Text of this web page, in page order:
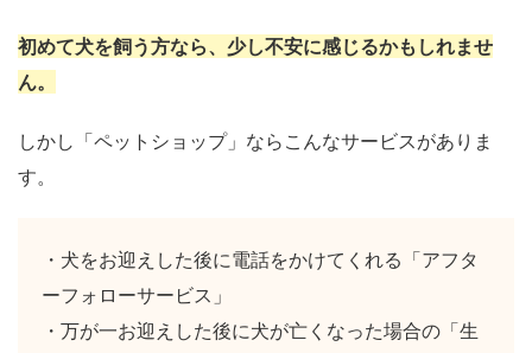
初めて犬を飼う方なら、少し不安に感じるかもしれませ
ん。
しかし「ペットショップ」ならこんなサービスがありま
す。
・犬をお迎えした後に電話をかけてくれる「アフタ
ーフォローサービス」
・万が一お迎えした後に犬が亡くなった場合の「生